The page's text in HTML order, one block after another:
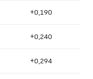
+0,190
+0,240
+0,294